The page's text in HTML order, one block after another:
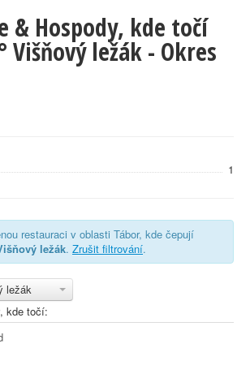
& Hospody, kde točí
Višňový ležák - Okres
1
restauraci v oblasti Tábor, kde čepují
ležák. Zrušit filtrování.
ležák
kde točí: